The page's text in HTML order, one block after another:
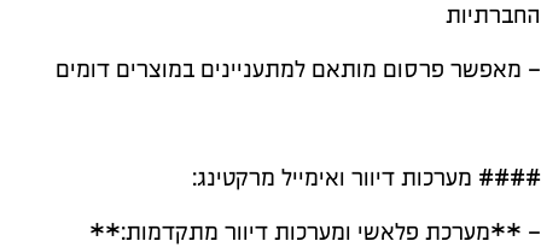
החברתיות
– מאפשר פרסום מותאם למתעניינים במוצרים דומים
#### מערכות דיוור ואימייל מרקטינג:
– **מערכת פלאשי ומערכות דיוור מתקדמות:**